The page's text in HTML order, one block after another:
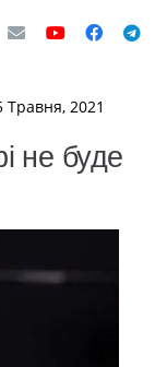
Травня, 2021
не буде